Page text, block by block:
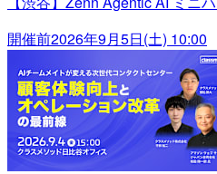
開催前2026年9月5日(土) 10:00